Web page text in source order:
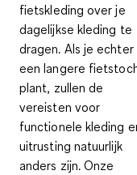
fietskleding over je
dagelijkse kleding te
dragen. Als je echter
een langere
plant, zullen de
vereisten voor
functionele kleding
uitrusting natuurlijk
anders zijn. Onze